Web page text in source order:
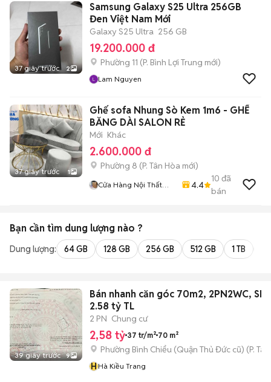
37 giây trước 2
Samsung Galaxy S25 Ultra 256GB
Đen Việt Nam Mới
Galaxy S25 Ultra 256 GB
19.200.000 đ
Phường 11 (P. Bình Lợi Trung mới)
Lam Nguyen
37 giây trước 1
Ghế sofa Nhung Sò Kem 1m6 - GHẾ
BĂNG DÀI SALON RẺ
Mới Khác
2.600.000 đ
Phường 8 (P. Tân Hòa mới)
Cửa Hàng Nội Thất
4.4
10 đã
bán
Bạn cần tìm dung lượng nào ?
Dung lượng: 64 GB 128 GB 256 GB 512 GB 1 TB
39 giây trước 9
Bán nhanh căn góc 70m2, 2PN2WC,
2.58 tỷ TL
2 PN Chung cư
2,58 tỷ 37 tr/m² 70 m²
Phường Bình Chiểu (Quận Thủ Đức cũ) (P.
HHà Kiều Trang